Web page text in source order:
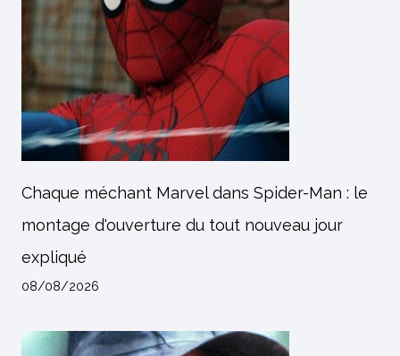
Chaque méchant Marvel dans Spider-Man : le
montage d'ouverture du tout nouveau jour
expliqué
08/08/2026